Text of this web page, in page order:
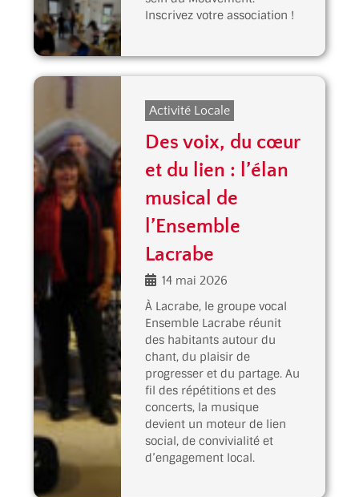
Inscrivez votre association !
Activité Locale
Des voix, du cœur
et du lien : l’élan
musical de
l’Ensemble
Lacrabe
14 mai 2026
À Lacrabe, le groupe vocal
Ensemble Lacrabe réunit
des habitants autour du
chant, du plaisir de
progresser et du partage. Au
fil des répétitions et des
concerts, la musique
devient un moteur de lien
social, de convivialité et
d’engagement local.